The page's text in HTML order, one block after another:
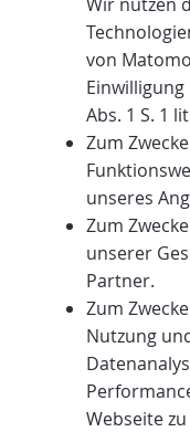
von
Abs. 1 S. 1
Zum
unseres
Zum
unserer
Partner.
Zum
Nutzung
Webseite